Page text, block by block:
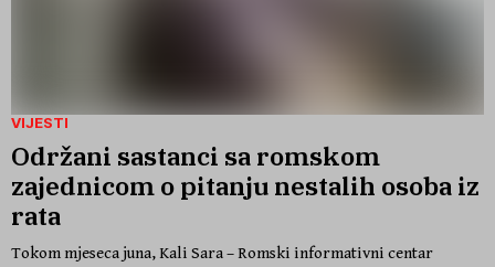
VIJESTI
Održani sastanci sa romskom
zajednicom o pitanju nestalih osoba iz
rata
Tokom mjeseca juna, Kali Sara – Romski informativni centar